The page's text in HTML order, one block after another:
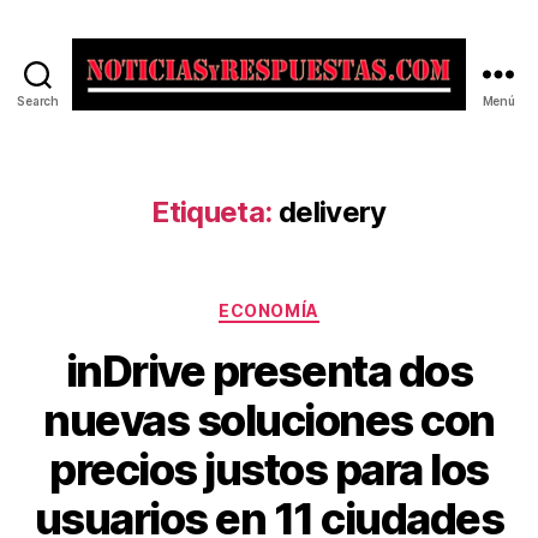
Search Menú
Etiqueta: delivery
Categorías
ECONOMÍA
inDrive presenta dos
nuevas soluciones con
precios justos para los
usuarios en 11 ciudades